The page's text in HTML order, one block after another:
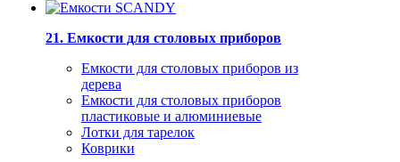
21. Емкости для столовых приборов
Емкости для столовых приборов из
дерева
Емкости для столовых приборов
пластиковые и алюминиевые
Лотки для тарелок
Коврики